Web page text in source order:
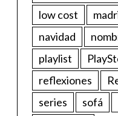
low cost
navidad
playlist
reflexiones
series
sofá